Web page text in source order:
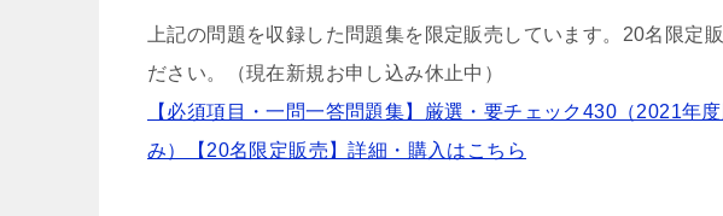
上記の問題を収録した問題集を限定販売しています。20名限定
ださい。（現在新規お申し込み休止中）
【必須項目・一問一答問題集】厳選・要チェック430（2021年
み）【20名限定販売】詳細・購入はこちら